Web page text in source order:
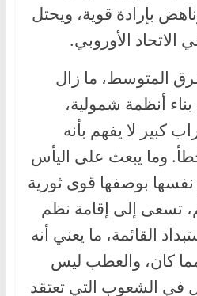
بإرادة قوية، ويحتل
الاتحاد الأوروبي.
المتوسط، ما زال
أنظمة شمولية،
كبير لا يفهم بأنه
وما يبعث على اليأس
بوصفها قوى ثورية
تسعى إلى إقامة نظم
القائمة، ما يعني أنه
كان، والعطب ليس
في الشعوب التي تعتقد